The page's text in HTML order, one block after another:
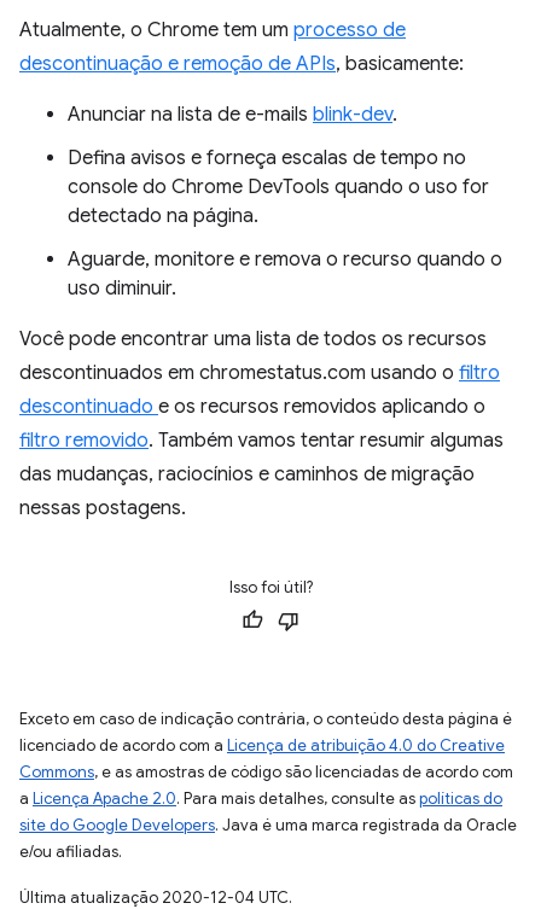
Atualmente, o Chrome tem um processo de
descontinuação e remoção de APIs, basicamente:
Anunciar na lista de e-mails blink-dev.
Defina avisos e forneça escalas de tempo no
console do Chrome DevTools quando o uso for
detectado na página.
Aguarde, monitore e remova o recurso quando o
uso diminuir.
Você pode encontrar uma lista de todos os recursos
descontinuados em chromestatus.com usando o filtro
descontinuado e os recursos removidos aplicando o
filtro removido. Também vamos tentar resumir algumas
das mudanças, raciocínios e caminhos de migração
nessas postagens.
Isso foi útil?
Exceto em caso de indicação contrária, o conteúdo desta página é
licenciado de acordo com a Licença de atribuição 4.0 do Creative
Commons, e as amostras de código são licenciadas de acordo com
a Licença Apache 2.0. Para mais detalhes, consulte aspolíticas do
site do Google Developers. Java é uma marca registrada da Oracle
e/ou afiliadas.
Última atualização 2020-12-04 UTC.